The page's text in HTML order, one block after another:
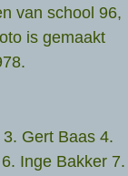
van school 96,
is gemaakt
Gert Baas 4.
Inge Bakker 7.